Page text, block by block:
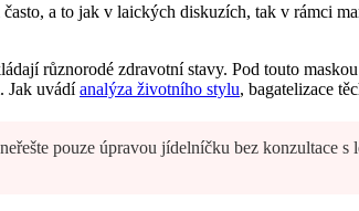
a to jak v laických diskuzích, tak v rámci
různorodé zdravotní stavy. Pod touto
Jak uvádíanalýza životního stylu, bagatelizace
pouze úpravou jídelníčku bez konzultace s